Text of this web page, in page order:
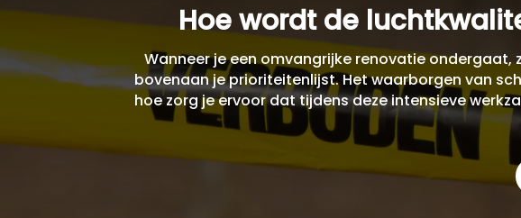
Hoe wordt de
Wanneer je een omvangrijke renovatie
bovenaan je prioriteitenlijst. Het waarborgen van
hoe zorg je ervoor dat tijdens deze intensieve